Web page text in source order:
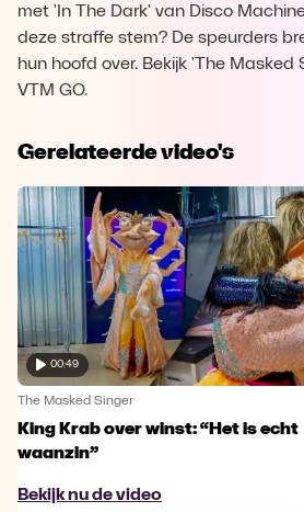
met 'In The Dark' van Disco
deze straffe stem? De speurders
hun hoofd over. Bekijk 'The Masked
VTM GO.
Gerelateerde video's
00:49
The Masked Singer
King Krab over winst: “Het is echt
waanzin”
Bekijk nu de video